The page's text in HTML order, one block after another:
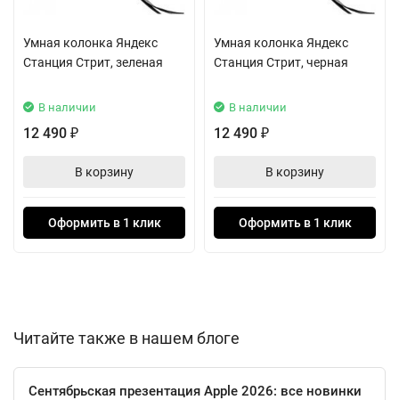
лицом Алисы: он не только отображает время, погоду и другую
Например, если сказать сделать ей комплимент, она
Умная колонка Яндекс
Станция Стрит, зеленая
В наличии
12 490 ₽
В корзину
Оформить в 1 клик
Умная колонка Яндекс
Станция Стрит, черная
В наличии
12 490 ₽
В корзину
Оформить в 1 клик
Читайте также в нашем блоге
Сентябрьская презентация Apple 2026: все новинки